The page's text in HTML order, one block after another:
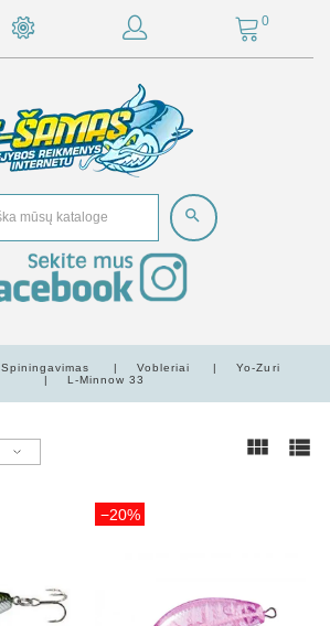
0
Spiningavimas Vobleriai
Yo-Zuri
L-Minnow 33
−20%